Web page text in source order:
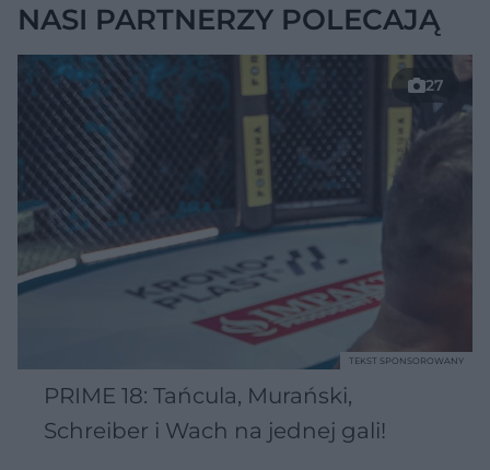
NASI PARTNERZY POLECAJĄ
27
PRIME 18: Tańcula, Murański,
Schreiber i Wach na jednej gali!
TEKST SPONSOROWANY